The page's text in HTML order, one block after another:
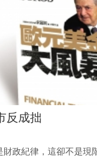
反成拙
政紀律，這卻不是現